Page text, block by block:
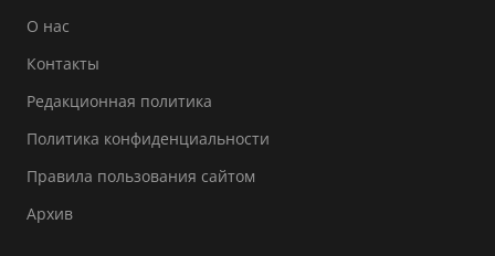
О нас
Контакты
Редакционная политика
Политика конфиденциальности
Правила пользования сайтом
Архив